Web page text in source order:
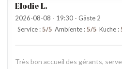
ElodieL
2026-08-08 - 19:30 - Gäste 2
Service :5/5 Ambiente :5/5 Küche :
Très bon accueil des gérants,